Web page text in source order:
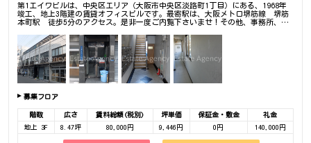
第1エイワビルは、中央区エリア（大阪市中央区淡路町1丁目）にある、1968年
竣工、地上3階建の賃貸オフィスビルです。最寄駅は、大阪メトロ堺筋線 堺筋
本町駅 徒歩5分のアクセス。是非一度ご内覧下さいませ！その他、事務所、オ
募集フロア
階数 広さ 賃料総額(税別) 坪単価 保証金・敷金
礼金
地上 3F
8.47坪 80,000円 9,446円 0円 140,000円